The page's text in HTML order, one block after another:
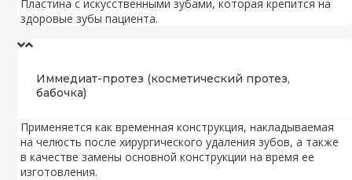
Пластина с искусственными зубами, которая крепится на
здоровые зубы пациента.
Иммедиат-протез (косметический протез,
бабочка)
Применяется как временная конструкция, накладываемая
на челюсть после хирургического удаления зубов, а также
в качестве замены основной конструкции на время ее
изготовления.